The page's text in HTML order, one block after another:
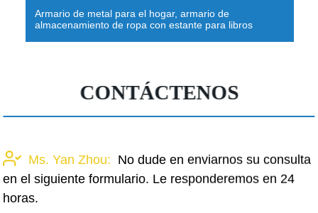
Estante de almacenamiento de estructura de acero
industrial ligero prefabricado 2021 con SGS
CONTÁCTENOS
Ms. Yan Zhou: No dude en enviarnos su consulta
en el siguiente formulario. Le responderemos en 24
horas.